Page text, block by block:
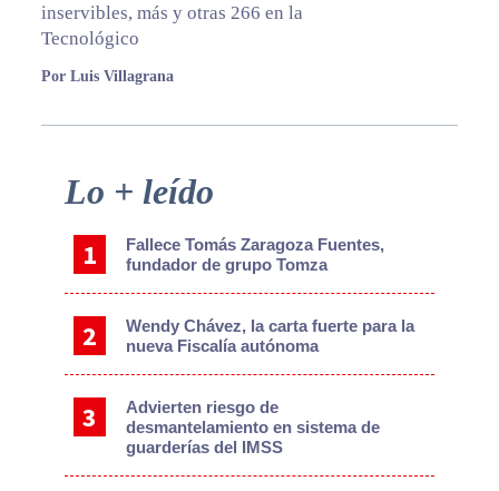
inservibles, más y otras 266 en la
Tecnológico
Por Luis Villagrana
Primary
Sidebar
Lo + leído
Fallece Tomás Zaragoza Fuentes,
fundador de grupo Tomza
Wendy Chávez, la carta fuerte para la
nueva Fiscalía autónoma
Advierten riesgo de
desmantelamiento en sistema de
guarderías del IMSS